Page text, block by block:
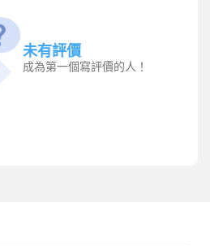
未有評價
成為第一個寫評價的人！